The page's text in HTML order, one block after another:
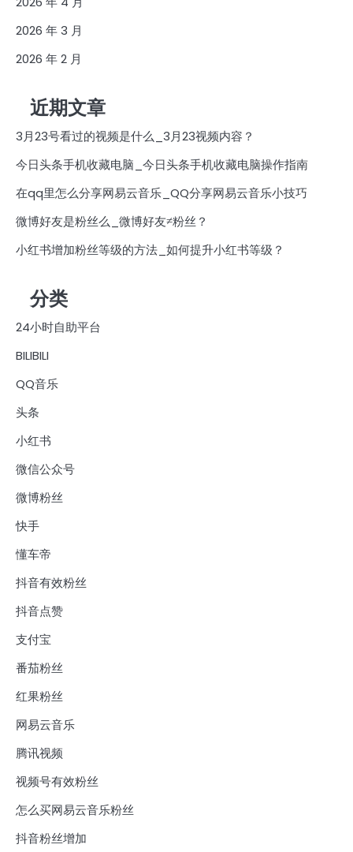
2026 年 3 月
2026 年 2 月
近期文章
3月23号看过的视频是什么_3月23视频内容？
今日头条手机收藏电脑_今日头条手机收藏电脑操作指南
在qq里怎么分享网易云音乐_QQ分享网易云音乐小技巧
微博好友是粉丝么_微博好友≠粉丝？
小红书增加粉丝等级的方法_如何提升小红书等级？
分类
24小时自助平台
BILIBILI
QQ音乐
头条
小红书
微信公众号
微博粉丝
快手
懂车帝
抖音有效粉丝
抖音点赞
支付宝
番茄粉丝
红果粉丝
网易云音乐
腾讯视频
视频号有效粉丝
怎么买网易云音乐粉丝
抖音粉丝增加